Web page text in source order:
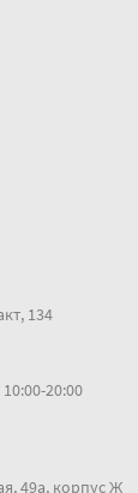
134
20:00
49а, корпус Ж